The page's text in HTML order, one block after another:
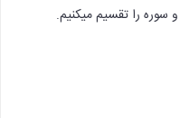
سوره را تقسیم میکنیم.